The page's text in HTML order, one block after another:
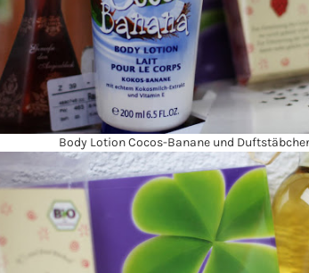
Body Lotion Cocos-Banane und